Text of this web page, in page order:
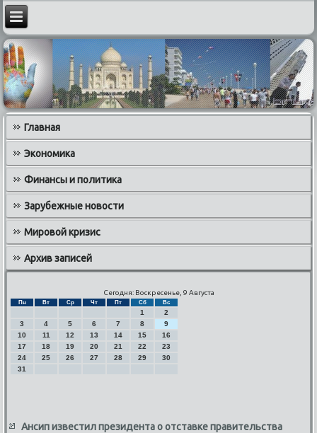
Главная
Экономика
Финансы и политика
Зарубежные новости
Мировой кризис
Архив записей
Сегодня: Воскресенье, 9 Августа
Пн Вт Ср Чт Пт Сб Вс
1
2
3
4 5 6 7 8
9
10
11 12 13 14 15
16
17
18 19 20 21 22
23
24
25 26 27 28 29
30
31
Ансип известил президента о отставке правительства